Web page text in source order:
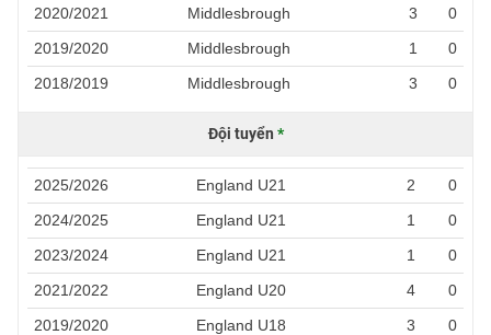
2020/2021
Middlesbrough 3
0
2019/2020
Middlesbrough 1
0
2018/2019
Middlesbrough 3 0
Đội tuyển *
2025/2026 England U21 2
0
2024/2025
England U21 1
0
2023/2024
England U21 1
0
2021/2022
England U20 4
0
2019/2020
England U18 3
0